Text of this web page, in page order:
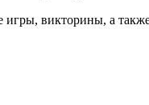
викторины, а